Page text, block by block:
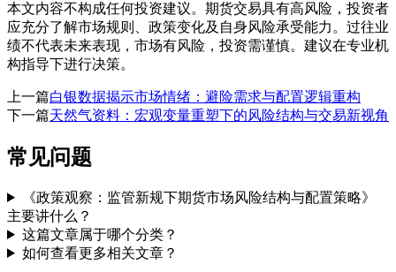
本文内容不构成任何投资建议。期货交易具有高风险，投资者
应充分了解市场规则、政策变化及自身风险承受能力。过往业
绩不代表未来表现，市场有风险，投资需谨慎。建议在专业机
构指导下进行决策。
上一篇白银数据揭示市场情绪：避险需求与配置逻辑重构
下一篇天然气资料：宏观变量重塑下的风险结构与交易新视角
常见问题
《政策观察：监管新规下期货市场风险结构与配置策略》
主要讲什么？
这篇文章属于哪个分类？
如何查看更多相关文章？